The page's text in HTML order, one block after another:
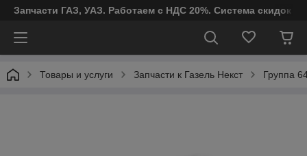
Запчасти ГАЗ, УАЗ. Работаем с НДС 20%. Система скидок
Товары и услуги Запчасти к Газель Некст Группа